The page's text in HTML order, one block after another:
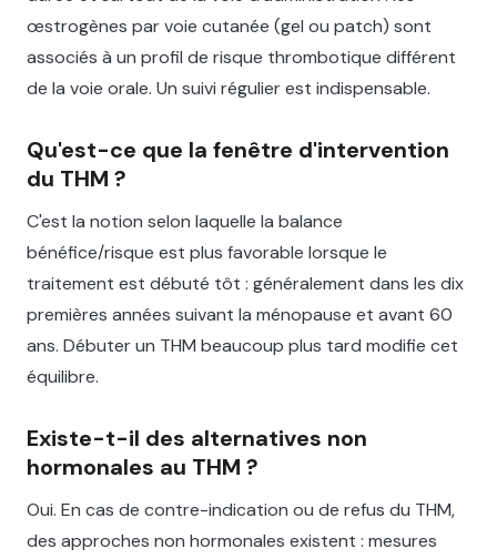
œstrogènes par voie cutanée (gel ou patch) sont
associés à un profil de risque thrombotique différent
de la voie orale. Un suivi régulier est indispensable.
Qu'est-ce que la fenêtre d'intervention
du THM ?
C'est la notion selon laquelle la balance
bénéfice/risque est plus favorable lorsque le
traitement est débuté tôt : généralement dans les dix
premières années suivant la ménopause et avant 60
ans. Débuter un THM beaucoup plus tard modifie cet
équilibre.
Existe-t-il des alternatives non
hormonales au THM ?
Oui. En cas de contre-indication ou de refus du THM,
des approches non hormonales existent : mesures